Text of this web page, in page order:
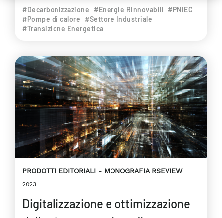
#Decarbonizzazione #Energie Rinnovabili
#PNIEC
#Pompe di calore
#Settore Industriale
#Transizione Energetica
PRODOTTI EDITORIALI MONOGRAFIA RSEVIEW
2023
Digitalizzazione e ottimizzazione